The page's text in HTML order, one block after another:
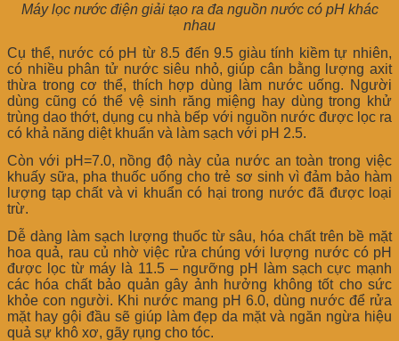
Máy lọc nước điện giải tạo ra đa nguồn nước có pH khác
nhau
Cụ thể, nước có pH từ 8.5 đến 9.5 giàu tính kiềm tự nhiên,
có nhiều phân tử nước siêu nhỏ, giúp cân bằng lượng axit
thừa trong cơ thể, thích hợp dùng làm nước uống. Người
dùng cũng có thể vệ sinh răng miệng hay dùng trong khử
trùng dao thớt, dụng cụ nhà bếp với nguồn nước được lọc ra
có khả năng diệt khuẩn và làm sạch với pH 2.5.
Còn với pH=7.0, nồng độ này của nước an toàn trong việc
khuấy sữa, pha thuốc uống cho trẻ sơ sinh vì đảm bảo hàm
lượng tạp chất và vi khuẩn có hại trong nước đã được loại
trừ.
Dễ dàng làm sạch lượng thuốc từ sâu, hóa chất trên bề mặt
hoa quả, rau củ nhờ việc rửa chúng với lượng nước có pH
được lọc từ máy là 11.5 – ngưỡng pH làm sạch cực mạnh
các hóa chất bảo quản gây ảnh hưởng không tốt cho sức
khỏe con người. Khi nước mang pH 6.0, dùng nước để rửa
mặt hay gội đầu sẽ giúp làm đẹp da mặt và ngăn ngừa hiệu
quả sự khô xơ, gãy rụng cho tóc.